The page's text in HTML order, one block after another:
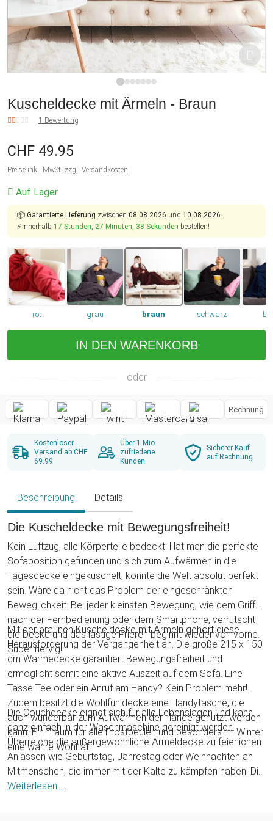
Kuscheldecke mit Ärmeln - Braun
1 Bewertung
CHF 49.95
Preise inkl. MwSt. zzgl. Versandkosten
Auf Lager
📦 Garantierte Lieferung zwischen 08.08.2026 und 10.08.2026.
⚡Innerhalb 17 Stunden, 27 Minuten, 38 Sekunden bestellen!
rot grau braun schwarz
IN DEN WARENKORB
oder
Rechnung
Kostenloser
Versand ab CHF
69.99
Über 1 Mio.
zufriedene
Kunden
Sicherer Kauf
auf Rechnung
Beschreibung Details
Die Kuscheldecke mit Bewegungsfreiheit!
Kein Luftzug, alle Körperteile bedeckt: Hat man die perfekte
Sofaposition gefunden und sich zum Aufwärmen in die
Tagesdecke eingekuschelt, könnte die Welt absolut perfekt
sein. Wäre da nicht das Problem der eingeschränkten
Beweglichkeit. Bei jeder kleinsten Bewegung, wie dem Griff
nach der Fernbedienung oder dem Smartphone, verrutscht
die Decke und das lästige Frieren beginnt wieder von vorne.
Super nervig!
Mit der braunen Kuscheldecke mit Ärmeln gehört diese
Herausforderung der Vergangenheit an. Die große 215 x 150
cm Wärmedecke garantiert Bewegungsfreiheit und
ermöglicht somit eine aktive Auszeit auf dem Sofa. Eine
Tasse Tee oder ein Anruf am Handy? Kein Problem mehr!
Zudem besitzt die Wohlfühldecke eine Handytasche, die
auch wunderbar zum Aufwärmen der Hände genutzt werden
kann. Ein Traum für alle Frostbeulen und besonders im Winter
eine wahre Wohltat.
Die Couchdecke eignet sich für alle Lebenslagen und kann
ganz einfach in der Waschmaschine gereinigt werden.
Überreiche die außergewöhnliche Ärmeldecke zu feierlichen
Anlässen wie Geburtstag, Jahrestag oder Weihnachten an
Mitmenschen, die immer mit der Kälte zu kämpfen haben. Die
Schlafdecke ist eine wunderbare Geschenkidee für Deine
Weiterlesen ...